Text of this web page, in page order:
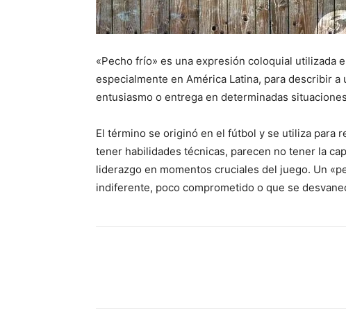
«Pecho frío» es una expresión coloquial utilizada
especialmente en América Latina, para describir
entusiasmo o entrega en determinadas
El término se originó en el fútbol y se utiliza para
tener habilidades técnicas, parecen no tener la
liderazgo en momentos cruciales del juego. Un
indiferente, poco comprometido o que se